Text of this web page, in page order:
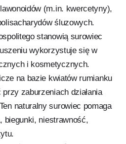
(m.in. kwercetyny),
śluzowych.
stanowią surowiec
wykorzystuje się w
i kosmetycznych.
na bazie kwiatów rumianku
zaburzeniach działania
naturalny surowiec pomaga
biegunki, niestrawność,